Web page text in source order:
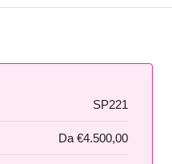
SP221
Da €4.500,00